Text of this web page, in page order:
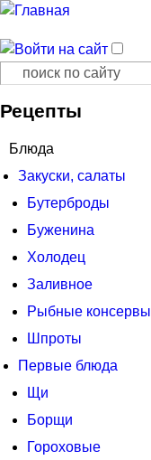
Форма поиска
Поиск
Рецепты
Блюда
Закуски, салаты
Бутерброды
Буженина
Холодец
Заливное
Рыбные консервы
Шпроты
Первые блюда
Щи
Борщи
Гороховые